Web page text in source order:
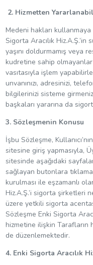
2. Hizmetten
Medeni hakları
Sigorta Aracılık
yaşını doldurmamış veya
kudretine sahip
vasıtasıyla işlem
unvanınızı, adresinizi,
bilgilerinizi sisteme
başkaları yararına da
3. Sözleşmenin Konusu
İşbu Sözleşme,
sitesine giriş yapmasıyla,
sitesinde aşağıdaki
sağlayan butonlara
kurulması ile eşzamanlı
Hiz.A.Ş.’i sigorta şirketleri
üzere yetkili sigorta
Sözleşme Enki Sigorta
hizmetine ilişkin
de düzenlemektedir.
4. Enki Sigorta Aracılık